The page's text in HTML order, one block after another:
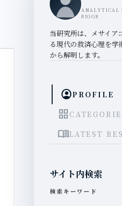
ANALYTICAL
RIGOR
当研究所は、メサイア
る現代の救済心理を
から解明します。
account_circlePROFILE
grid_view
menu_bookLATEST
サイト内検索
検索キーワード